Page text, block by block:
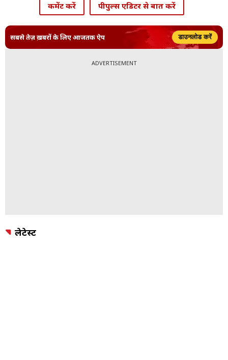
कमेंट करें पीपुल्स एडिटर से बात करें
सबसे तेज़ ख़बरों के लिए आजतक ऐप डाउनलोड करें
ADVERTISEMENT
लेटेस्ट